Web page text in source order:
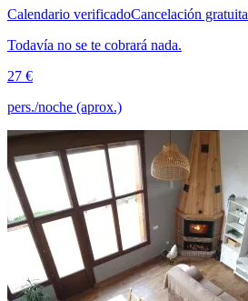
Calendario verificadoCancelación gratuita
Todavía no se te cobrará nada.
27 €
pers./noche (aprox.)